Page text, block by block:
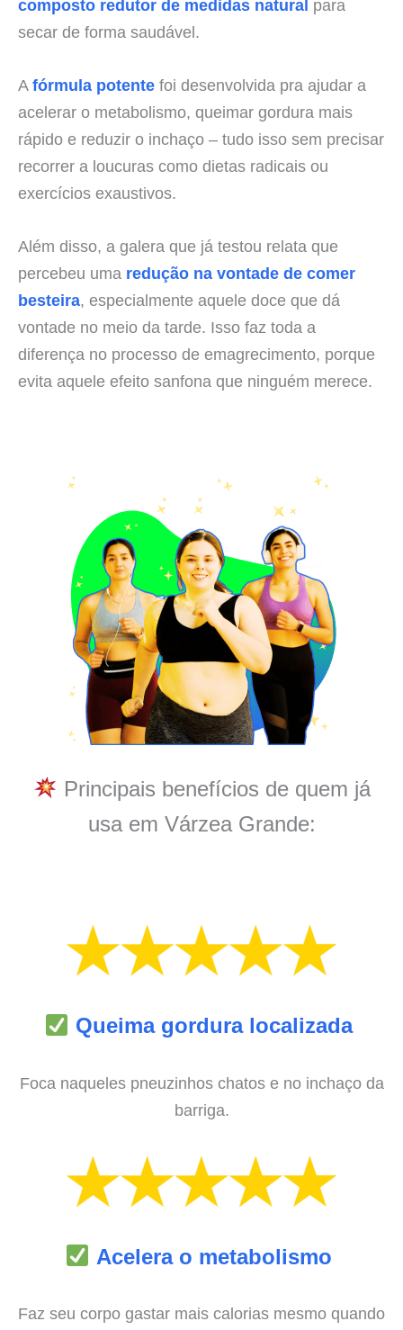
composto redutor de medidas natural para
secar de forma saudável.
Afórmula potente foi desenvolvida pra ajudar a
acelerar o metabolismo, queimar gordura mais
rápido e reduzir o inchaço – tudo isso sem precisar
recorrer a loucuras como dietas radicais ou
exercícios exaustivos.
Além disso, a galera que já testou relata que
percebeu uma redução na vontade de comer
besteira, especialmente aquele doce que dá
vontade no meio da tarde. Isso faz toda a
diferença no processo de emagrecimento, porque
evita aquele efeito sanfona que ninguém merece.
Principais benefícios de quem já
usa em Várzea Grande:
Queima gordura localizada
Foca naqueles pneuzinhos chatos e no inchaço da
barriga.
Acelera o metabolismo
Faz seu corpo gastar mais calorias mesmo quando